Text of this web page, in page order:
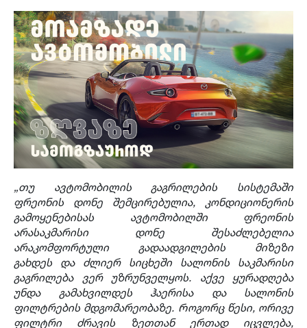
„თუ ავტომობილის გაგრილების სისტემაში
ფრეონის დონე შემცირებულია, კონდიციონერის
გამოყენებისას ავტომობილში ფრეონის
არასაკმარისი დონე შესაძლებელია
არაკომფორტული გადაადგილების მიზეზი
გახდეს და ძლიერ სიცხეში სალონის საკმარისი
გაგრილებავერ უზრუნველყოს. აქვე ყურადღება
უნდა გამახვილდეს ჰაერისა და სალონის
ფილტრების მდგომარეობაზე. Როგორც წესი, ორივე
ფილტრი ძრავის ზეთთან ერთად იცვლება,